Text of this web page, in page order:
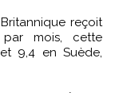
reçoit
par mois, cette
9,4 en Suède,